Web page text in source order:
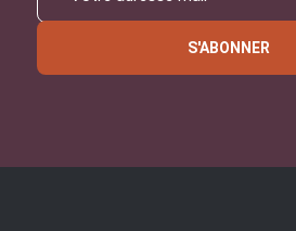
S'ABONNER